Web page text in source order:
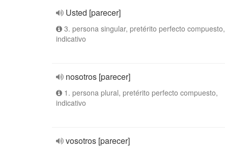
Usted [parecer]
3. persona singular, pretérito perfecto compuesto,
indicativo
nosotros [parecer]
1. persona plural, pretérito perfecto compuesto,
indicativo
vosotros [parecer]